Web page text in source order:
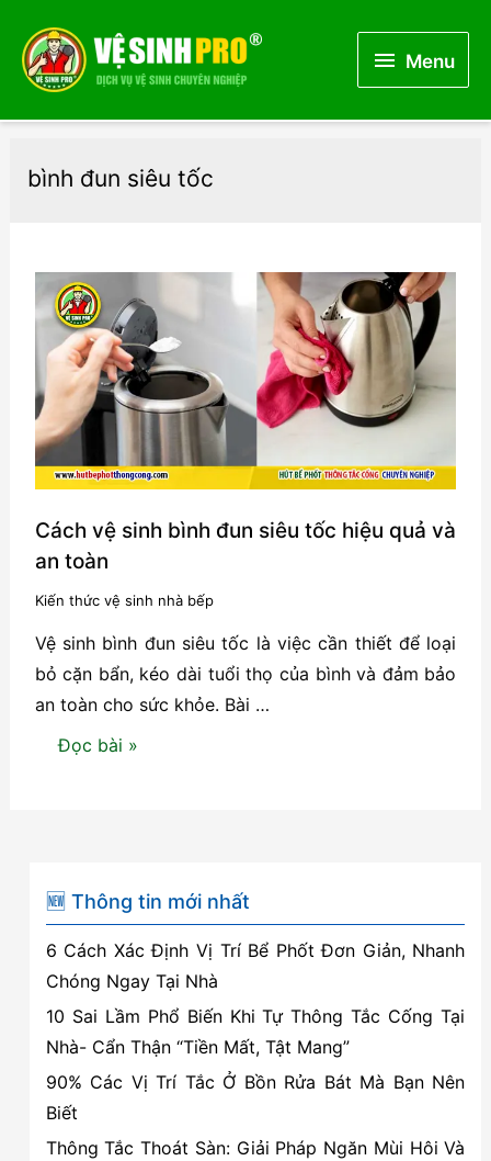
MenuMenu
bình đun siêu tốc
Cách vệ sinh bình đun siêu tốc hiệu quả và
an toàn
Kiến thức vệ sinh nhà bếp
Vệ sinh bình đun siêu tốc là việc cần thiết để loại
bỏ cặn bẩn, kéo dài tuổi thọ của bình và đảm bảo
an toàn cho sức khỏe. Bài …
Cách
siêu
tốc
hiệu
quả
và
an
toàn
Đọc bài »
🆕 Thông tin mới nhất
6 Cách Xác Định Vị Trí Bể Phốt Đơn Giản, Nhanh
Chóng Ngay Tại Nhà
10 Sai Lầm Phổ Biến Khi Tự Thông Tắc Cống Tại
Nhà- Cẩn Thận “Tiền Mất, Tật Mang”
90% Các Vị Trí Tắc Ở Bồn Rửa Bát Mà Bạn Nên
Biết
Thông Tắc Thoát Sàn: Giải Pháp Ngăn Mùi Hôi Và